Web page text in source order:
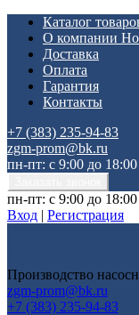
Каталог
О компании
Доставка
Оплата
Гарантия
Контакты
+7 (383) 235-94-83
zgm-prom@bk.ru
пн-пт: с 9:00 до 18:00
пн-пт: с 9:00 до 18:00
Вход | Регистрация
Производство
zgm-prom@bk.ru
+7 (383) 235-94-83